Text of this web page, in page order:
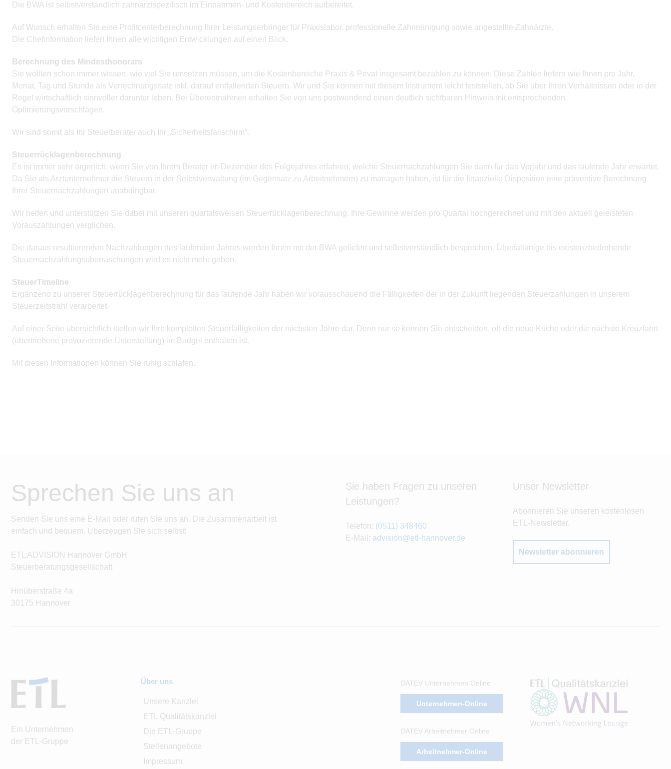
Die BWA ist selbstverständlich zahnarztspezifisch im Einnahmen- und Kostenbereich aufbereitet.
Auf Wunsch erhalten Sie eine Profitcenterberechnung Ihrer Leistungserbringer für Praxislabor, professionelle Zahnreinigung sowie angestellte Zahnärzte.
Die Chefinformation liefert Ihnen alle wichtigen Entwicklungen auf einen Blick.
Berechnung des Mindesthonorars
Sie wollten schon immer wissen, wie viel Sie umsetzen müssen, um die Kostenbereiche Praxis & Privat insgesamt bezahlen zu können. Diese Zahlen liefern wie Ihnen pro Jahr,
Monat, Tag und Stunde als Verrechnungssatz inkl. darauf entfallenden Steuern. Wir und Sie können mit diesem Instrument leicht feststellen, ob Sie über Ihren Verhältnissen oder in der
Regel wirtschaftlich sinnvoller darunter leben. Bei Überentnahmen erhalten Sie von uns postwendend einen deutlich sichtbaren Hinweis mit entsprechenden
Optimierungsvorschlägen.
Wir sind somit als Ihr Steuerberater auch Ihr „Sicherheitsfallschirm“.
Steuerrücklagenberechnung
Es ist immer sehr ärgerlich, wenn Sie von Ihrem Berater im Dezember des Folgejahres erfahren, welche Steuernachzahlungen Sie dann für das Vorjahr und das laufende Jahr erwartet.
Da Sie als Arztunternehmer die Steuern in der Selbstverwaltung (im Gegensatz zu Arbeitnehmern) zu managen haben, ist für die finanzielle Disposition eine präventive Berechnung
Ihrer Steuernachzahlungen unabdingbar.
Wir helfen und unterstützen Sie dabei mit unseren quartalsweisen Steuerrücklagenberechnung. Ihre Gewinne werden pro Quartal hochgerechnet und mit den aktuell geleisteten
Vorauszahlungen verglichen.
Die daraus resultierenden Nachzahlungen des laufenden Jahres werden Ihnen mit der BWA geliefert und selbstverständlich besprochen. Überfallartige bis existenzbedrohende
Steuernachzahlungsüberraschungen wird es nicht mehr geben.
SteuerTimeline
Ergänzend zu unserer Steuerrücklagenberechnung für das laufende Jahr haben wir vorausschauend die Fälligkeiten der in der Zukunft liegenden Steuerzahlungen in unserem
Steuerzeitstrahl verarbeitet.
Auf einer Seite übersichtlich stellen wir Ihre kompletten Steuerfälligkeiten der nächsten Jahre dar. Denn nur so können Sie entscheiden, ob die neue Küche oder die nächste Kreuzfahrt
(übertriebene provozierende Unterstellung) im Budget enthalten ist.
Mit diesen Informationen können Sie ruhig schlafen.
Sprechen Sie uns an
Senden Sie uns eine E-Mail oder rufen Sie uns an. Die Zusammenarbeit ist
einfach und bequem. Überzeugen Sie sich selbst!
ETL ADVISION Hannover GmbH
Steuerberatungsgesellschaft
Hinüberstraße 4a
30175 Hannover
Sie haben Fragen zu unseren
Leistungen?
Telefon: (0511) 348460
E-Mail: advision@etl-hannover.de
Unser Newsletter
Abonnieren Sie unseren kostenlosen
ETL-Newsletter.
Newsletter abonnieren
Ein Unternehmen
der ETL-Gruppe
Über uns
Unsere Kanzlei
ETL Qualitätskanzlei
Die ETL-Gruppe
Stellenangebote
Impressum
DATEV Unternehmen Online
Unternehmen-Online
DATEV Arbeitnehmer Online
Arbeitnehmer-Online